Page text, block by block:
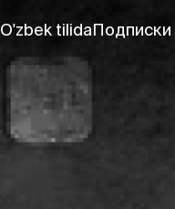
O'zbek tilidaПодписки